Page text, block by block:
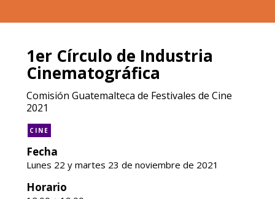
1er Círculo de Industria
Cinematográfica
Comisión Guatemalteca de Festivales de Cine
2021
CINE
Fecha
Lunes 22 y martes 23 de noviembre de 2021
Horario